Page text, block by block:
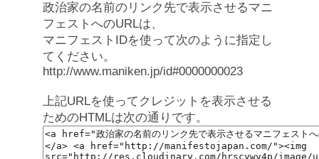
政治家の名前のリンク先で表示させるマニ
フェストへのURLは、
マニフェストIDを使って次のように指定し
てください。
http://www.maniken.jp/id#0000000023
上記URLを使ってクレジットを表示させる
ためのHTMLは次の通りです。